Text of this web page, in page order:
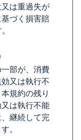
は重過失が
づく損害賠
部が、消費
又は執行不
規約の残り
は執行不能
継続して完
。